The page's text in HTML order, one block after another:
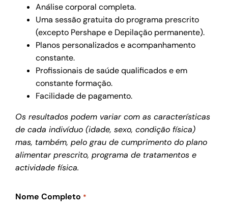
Análise corporal completa.
Uma sessão gratuita do programa prescrito
(excepto Pershape e Depilação permanente).
Planos personalizados e acompanhamento
constante.
Profissionais de saúde qualificados e em
constante formação.
Facilidade de pagamento.
Os resultados podem variar com as características
de cada indivíduo (idade, sexo, condição física)
mas, também, pelo grau de cumprimento do plano
alimentar prescrito, programa de tratamentos e
actividade física.
Nome Completo *